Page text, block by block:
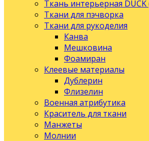
Ткань интерьерная DUCK
Ткани для пэчворка
Ткани для рукоделия
Канва
Мешковина
Фоамиран
Клеевые материалы
Дублерин
Флизелин
Военная атрибутика
Краситель для ткани
Манжеты
Молнии